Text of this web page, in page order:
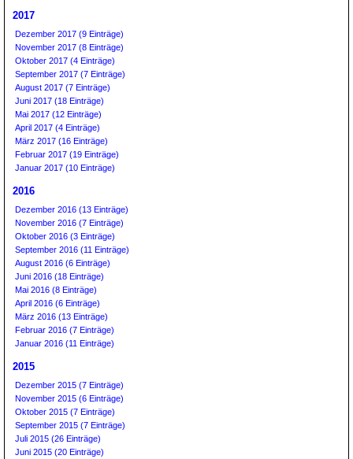
2017
Dezember 2017 (9 Einträge)
November 2017 (8 Einträge)
Oktober 2017 (4 Einträge)
September 2017 (7 Einträge)
August 2017 (7 Einträge)
Juni 2017 (18 Einträge)
Mai 2017 (12 Einträge)
April 2017 (4 Einträge)
März 2017 (16 Einträge)
Februar 2017 (19 Einträge)
Januar 2017 (10 Einträge)
2016
Dezember 2016 (13 Einträge)
November 2016 (7 Einträge)
Oktober 2016 (3 Einträge)
September 2016 (11 Einträge)
August 2016 (6 Einträge)
Juni 2016 (18 Einträge)
Mai 2016 (8 Einträge)
April 2016 (6 Einträge)
März 2016 (13 Einträge)
Februar 2016 (7 Einträge)
Januar 2016 (11 Einträge)
2015
Dezember 2015 (7 Einträge)
November 2015 (6 Einträge)
Oktober 2015 (7 Einträge)
September 2015 (7 Einträge)
Juli 2015 (26 Einträge)
Juni 2015 (20 Einträge)